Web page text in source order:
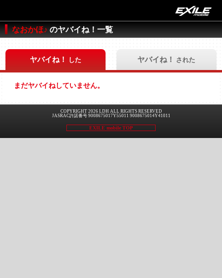
なおかほ♪ のヤバイね！一覧
ヤバイね！ した ヤバイね！ された
まだヤバイねしていません。
COPYRIGHT 2026 LDH ALL RIGHTS RESERVED
JASRAC許諾番号 9008675017Y55011 9008675014Y41011
EXILE mobile TOP